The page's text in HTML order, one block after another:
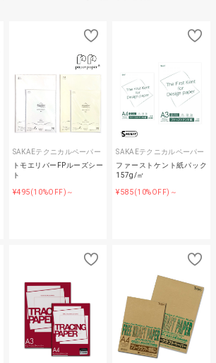
SAKAEテクニカルペーパー
トモエリバーFPルーズシー
ト
¥495(10%OFF)～
SAKAEテクニカルペーパー
ファーストケント紙パック
157g/㎡
¥585(10%OFF)～